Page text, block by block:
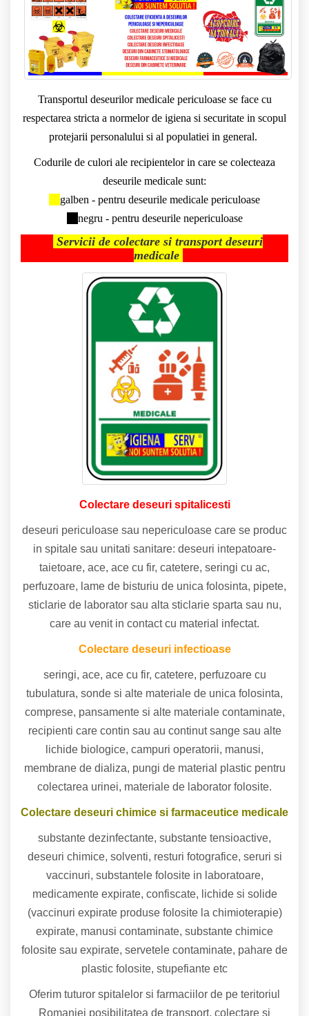
Transportul deseurilor medicale periculoase se face cu
respectarea stricta a normelor de igiena si securitate in scopul
protejarii personalului si al populatiei in general.
Codurile de culori ale recipientelor in care se colecteaza
deseurile medicale sunt:
galben - pentru deseurile medicale periculoase
negru - pentru deseurile nepericuloase
Servicii de colectare si transport deseuri
medicale
Colectare deseuri spitalicesti
deseuri periculoase sau nepericuloase care se produc
in spitale sau unitati sanitare: deseuri intepatoare-
taietoare, ace, ace cu fir, catetere, seringi cu ac,
perfuzoare, lame de bisturiu de unica folosinta, pipete,
sticlarie de laborator sau alta sticlarie sparta sau nu,
care au venit in contact cu material infectat.
Colectare deseuri infectioase
seringi, ace, ace cu fir, catetere, perfuzoare cu
tubulatura, sonde si alte materiale de unica folosinta,
comprese, pansamente si alte materiale contaminate,
recipienti care contin sau au continut sange sau alte
lichide biologice, campuri operatorii, manusi,
membrane de dializa, pungi de material plastic pentru
colectarea urinei, materiale de laborator folosite.
Colectare deseuri chimice si farmaceutice medicale
substante dezinfectante, substante tensioactive,
deseuri chimice, solventi, resturi fotografice, seruri si
vaccinuri, substantele folosite in laboratoare,
medicamente expirate, confiscate, lichide si solide
(vaccinuri expirate produse folosite la chimioterapie)
expirate, manusi contaminate, substante chimice
folosite sau expirate, servetele contaminate, pahare de
plastic folosite, stupefiante etc
Oferim tuturor spitalelor si farmaciilor de pe teritoriul
Romaniei posibilitatea de transport, colectare si